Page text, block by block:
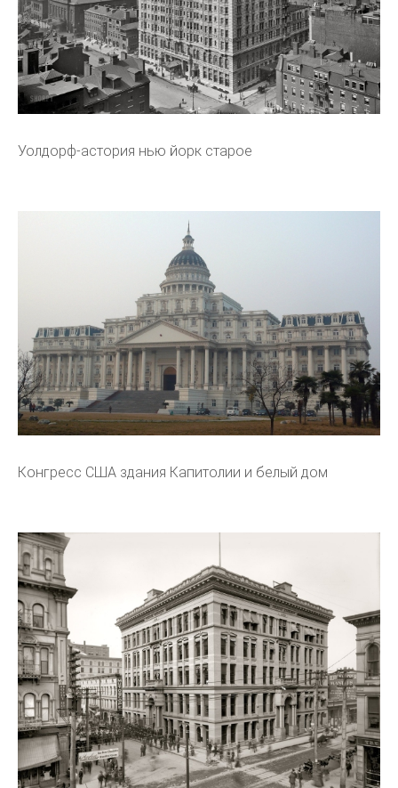
Уолдорф-астория нью йорк старое
Конгресс США здания Капитолии и белый дом